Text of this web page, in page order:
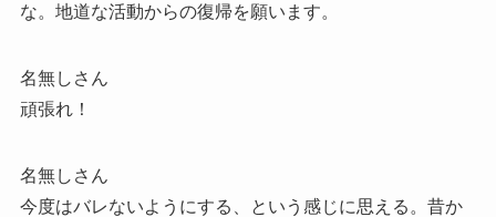
な。地道な活動からの復帰を願います。
名無しさん
頑張れ！
名無しさん
今度はバレないようにする、という感じに思える。昔か